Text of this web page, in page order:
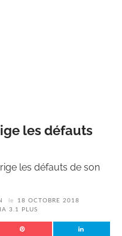
les défauts
les défauts de son
le
18 OCTOBRE 2018
3.1 PLUS